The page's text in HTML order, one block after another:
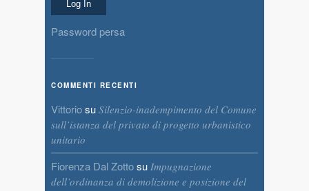
Password persa
COMMENTI RECENTI
Vittoriosu Silenzio-inadempimento del Comune
sull’istanza del privato di progetto urbanistico
unitario
Fiorenza Dal Zottosu Impugnazione
dell’ordinanza di demolizione e posizione del